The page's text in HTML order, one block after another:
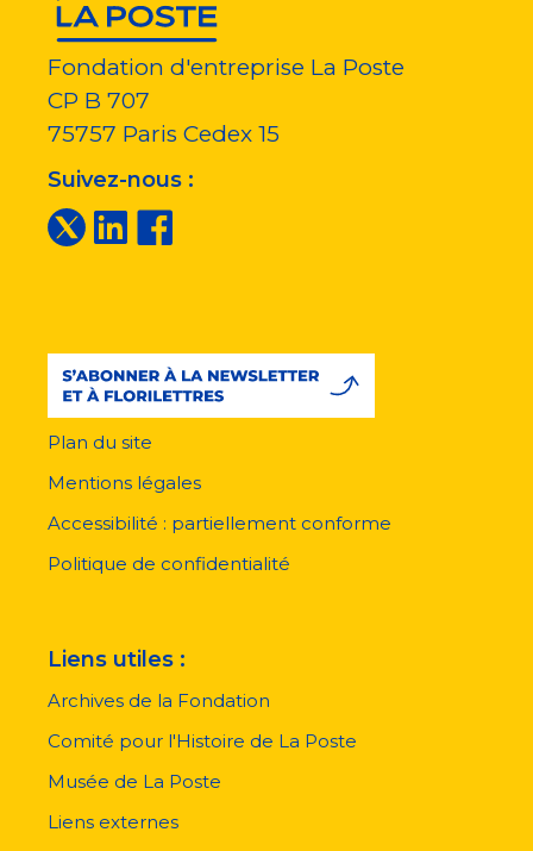
Fondation d'entreprise La Poste
CP B 707
75757 Paris Cedex 15
Suivez-nous :
pied
page
Plan du site
Mentions légales
Accessibilité : partiellement conforme
Politique de confidentialité
Liens utiles :
Archives de la Fondation
Comité pour l'Histoire de La Poste
Musée de La Poste
Liens externes